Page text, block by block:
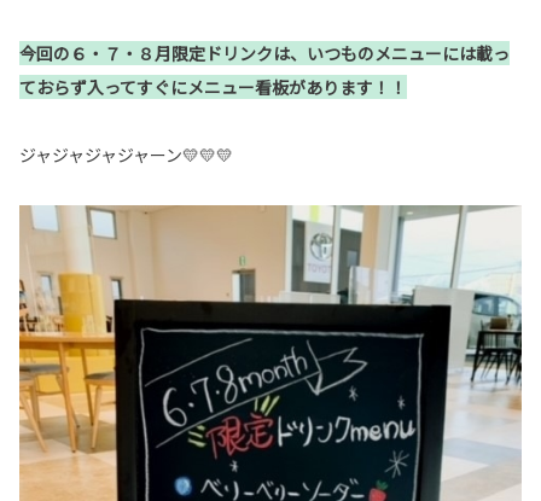
今回の６・７・８月限定ドリンクは、いつものメニューには載っ
ておらず入ってすぐにメニュー看板があります！！
ジャジャジャジャーン💛💛💛